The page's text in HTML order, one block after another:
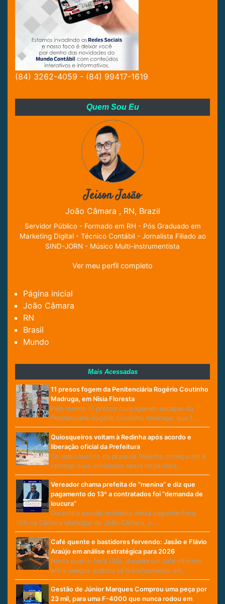
(84) 3262-4059 - (84) 99417-1619
Quem Sou Eu
Jeison Jasão
João Câmara , RN, Brazil
Servidor Público - Formado em RH - Pós Graduado em
Marketing Digital - Técnico Contábil - Jornalista Filiado ao
SIND-JORN - Músico Multi-instrumentista
Ver meu perfil completo
Página inicial
João Câmara
RN
Brasil
Mundo
Mais Acessadas
11 presos fogem da Penitenciária Rogério Coutinho
Madruga, em Nísia Floresta
Pelo menos 11 presos conseguiram escapar da
Penitenciária Rogério Coutinho Madruga, que f…
Quiosqueiros voltam à Redinha após acordo e
liberação oficial da Prefeitura
Os quiosqueiros da praia da Redinha começaram a
retomar suas atividades nesta terça-feira…
Vereador chama prefeita de “menina” e diz que
pagamento do 13º a contratados foi “demanda de
loucura”
Durante a sessão ordinária desta segunda-feira
(01) na Câmara Municipal de João Câmara, o…
Café quente e bastidores fervendo: Jasão e Flávio
Araújo em análise estratégica para 2026
Nesta quarta-feira (30), durante um café informal
entre amigos acabou se transformando em…
Gestão de Júnior Marques Comprou uma peça por
23 mil, para uma F-4000 que nunca rodou em